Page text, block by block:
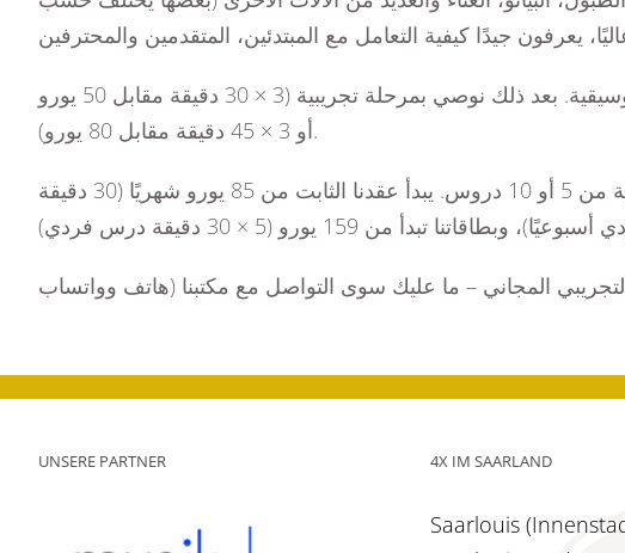
نقدّم دائمًا درسًا تجريبيًا مجانيًا وغير ملزم، مدته حوالي 30 دقيقة، للتعرف على المدرسة، المدرس والآلة الموسيقية. بعد ذلك نوصي بمرحلة تجريبية (3 × 30 دقيقة مقابل 50 يورو
أو 3 × 45 دقيقة مقابل 80 يورو).
بعد الشهر التجريبي، هناك عدة خيارات: العقد الثابت (موعد أسبوعي ثابت برسوم شهرية محددة) أو بطاقة مرنة من 5 أو 10 دروس. يبدأ عقدنا الثابت من 85 يورو شهريًا (30 دقيقة
UNSERE PARTNER 4X IM SAARLAND
Saarlouis